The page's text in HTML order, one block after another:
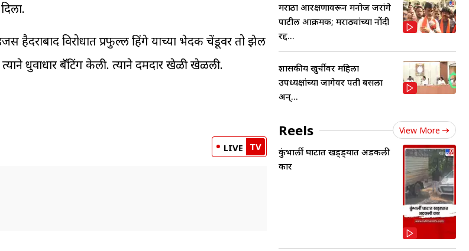
हैदराबाद विरोधात प्रफुल्ल हिंगे याच्या भेदक चेंडूवर तो झेल
धुवाधार बॅटिंग केली. त्याने दमदार खेळी खेळली.
LIVE TV
मराठा आरक्षणावरून मनोज जरांगे
पाटील आक्रमक; मराठ्यांच्या नोंदी
रद्द...
शासकीय खुर्चीवर महिला
उपध्यक्षांच्या जागेवर पती बसला
अन्...
Reels View More
कुंभार्ली घाटात खड्ड्यात अडकली
कार